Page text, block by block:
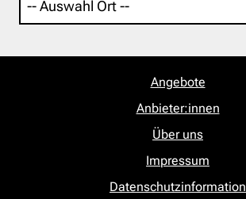
Angebote
Anbieter:innen
Über uns
Impressum
Datenschutzinformation